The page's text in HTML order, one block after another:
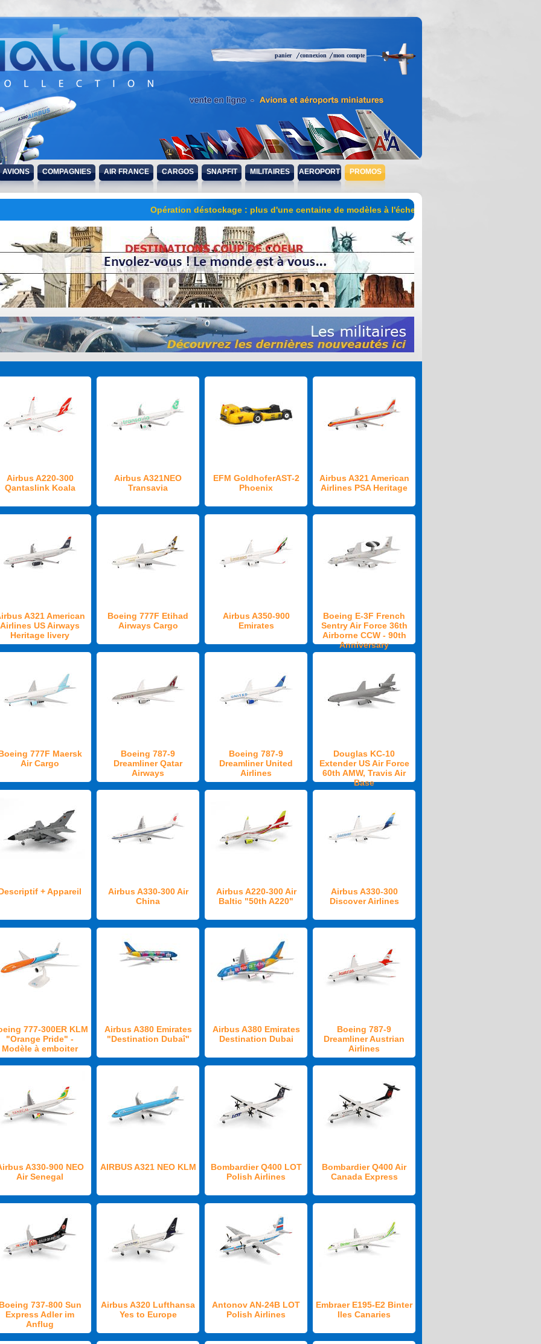
mon compte
connexion
panier
AVIONS COMPAGNIES AIR FRANCE CARGOS SNAPFIT MILITAIRES AEROPORT PROMOS
Opération déstockage : plus d'une centaine de modèles à l'échelle 1/200 en promotion !
Airbus A220-300
Qantaslink Koala
Airbus A321NEO
Transavia
EFM GoldhoferAST-2
Phoenix
Airbus A321 American
Airlines PSA Heritage
A321 American
Airlines US Airways
Heritage livery
Boeing 777F Etihad
Airways Cargo
Airbus A350-900
Emirates
Boeing E-3F French
Sentry Air Force 36th
Airborne CCW - 90th
Anniversary
777F Maersk
Air Cargo
Boeing 787-9
Dreamliner Qatar
Airways
Boeing 787-9
Dreamliner United
Airlines
Douglas KC-10
Extender US Air Force
60th AMW, Travis Air
Base
+ Appareil
Airbus A330-300 Air
China
Airbus A220-300 Air
Baltic "50th A220"
Airbus A330-300
Discover Airlines
777-300ER KLM
"Orange Pride" -
Modèle à emboiter
Airbus A380 Emirates
"Destination Dubaî"
Airbus A380 Emirates
Destination Dubai
Boeing 787-9
Dreamliner Austrian
Airlines
A330-900 NEO
Air Senegal
AIRBUS A321 NEO KLM
Bombardier Q400 LOT
Polish Airlines
Bombardier Q400 Air
Canada Express
737-800 Sun
Express Adler im
Anflug
Airbus A320 Lufthansa
Yes to Europe
Antonov AN-24B LOT
Polish Airlines
Embraer E195-E2 Binter
Iles Canaries